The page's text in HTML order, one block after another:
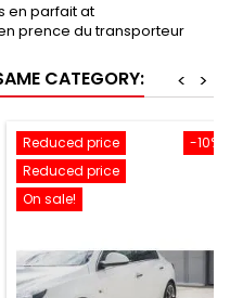
en parfait at
prence du transporteur
CATEGORY: >
<
-10%
Reduced price
Reduced price
On sale!